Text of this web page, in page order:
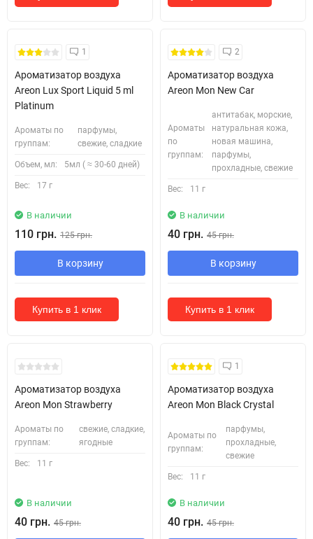
1
Ароматизатор воздуха
Areon Lux Sport Liquid 5 ml
Platinum
Ароматы по
группам:
парфумы,
свежие, сладкие
Объем, мл: 5мл ( ≈ 30-60 дней)
Вес: 17 г
В наличии
110 грн. 125 грн.
В корзину
Купить в 1 клик
2
Ароматизатор воздуха
Areon Mon New Car
Ароматы
по
группам:
антитабак, морские,
натуральная кожа,
новая машина,
парфумы,
прохладные, свежие
Вес: 11 г
В наличии
40 грн. 45 грн.
В корзину
Купить в 1 клик
Ароматизатор воздуха
Areon Mon Strawberry
Ароматы по
группам:
свежие, сладкие,
ягодные
Вес: 11 г
В наличии
40 грн. 45 грн.
1
Ароматизатор воздуха
Areon Mon Black Crystal
Ароматы по
группам:
парфумы,
прохладные,
свежие
Вес: 11 г
В наличии
40 грн. 45 грн.